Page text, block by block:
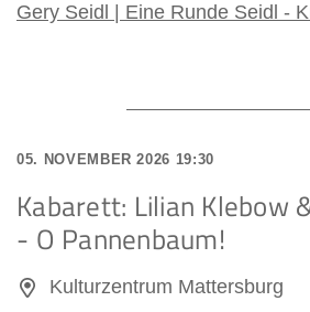
Gery Seidl | Eine Runde Seidl -
05. NOVEMBER 2026 19:30
Kabarett: Lilian Klebow
- O Pannenbaum!
Kulturzentrum Mattersburg